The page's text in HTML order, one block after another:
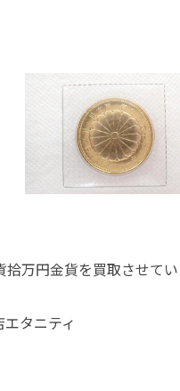
拾万円金貨を買取させてい
タニティ